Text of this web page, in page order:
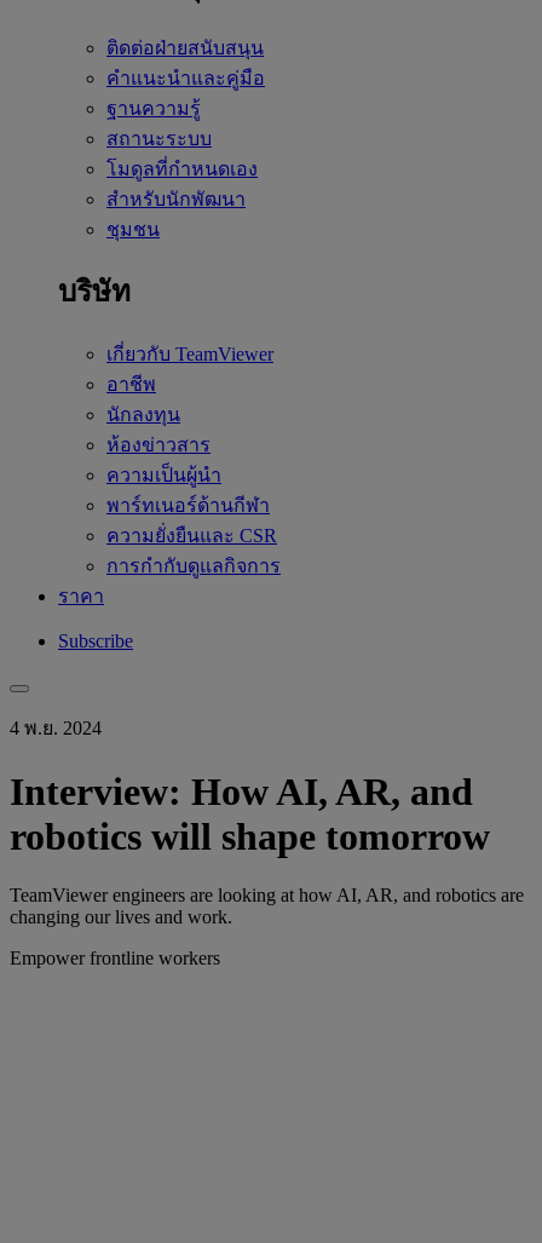
ติดต่อฝ่ายสนับสนุน
คำแนะนำและคู่มือ
ฐานความรู้
สถานะระบบ
โมดูลที่กำหนดเอง
สำหรับนักพัฒนา
ชุมชน
บริษัท
เกี่ยวกับ TeamViewer
อาชีพ
นักลงทุน
ห้องข่าวสาร
ความเป็นผู้นำ
พาร์ทเนอร์ด้านกีฬา
ความยั่งยืนและ CSR
การกำกับดูแลกิจการ
ราคา
Subscribe
4 พ.ย. 2024
Interview: How AI, AR, and
robotics will shape tomorrow
TeamViewer engineers are looking at how AI, AR, and robotics are
changing our lives and work.
Empower frontline workers